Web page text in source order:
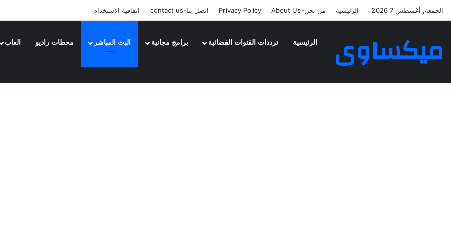
الجمعة, أغسطس 7 2026 الرئيسية من نحن-About Us Privacy Policy اتصل بنا-contact us اتفاقية الاستخدام
ميكساوى الرئيسية ترددات القنوات الفضائية برامج مجانية البث المباشر محطات راديو العاب